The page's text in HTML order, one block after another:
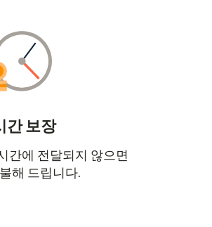
간 보장
간에 전달되지 않으면
해 드립니다.